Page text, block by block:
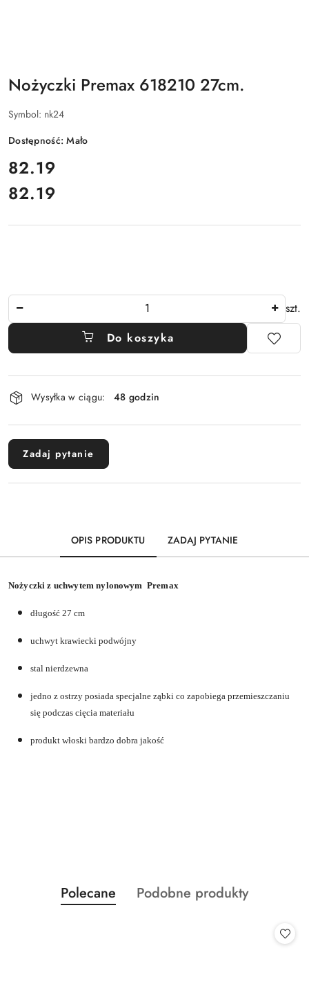
Nożyczki Premax 618210 27cm.
Symbol: nk24
Dostępność:Mało
cena:
82.19
Cena:
82.19
szt.
Do koszyka
Dostępność
i
dostawa
Wysyłka w ciągu: 48 godzin
Zadaj pytanie
OPIS PRODUKTU ZADAJ PYTANIE
Nożyczki z uchwytem nylonowym Premax
długość 27 cm
uchwyt krawiecki podwójny
stal nierdzewna
jedno z ostrzy posiada specjalne ząbki co zapobiega przemieszczaniu
się podczas cięcia materiału
produkt włoski bardzo dobra jakość
Pomiń karuzelę produktów
Produkty
o
Polecane
Produkty
Podobne produkty